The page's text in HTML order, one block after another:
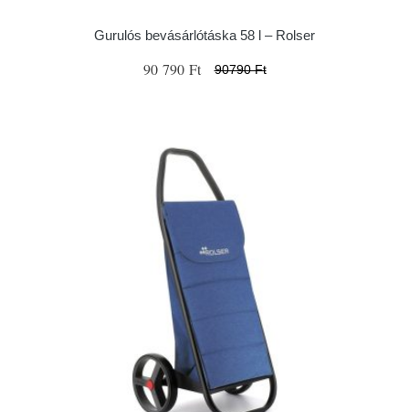
Gurulós bevásárlótáska 58 l – Rolser
90 790 Ft 90790 Ft